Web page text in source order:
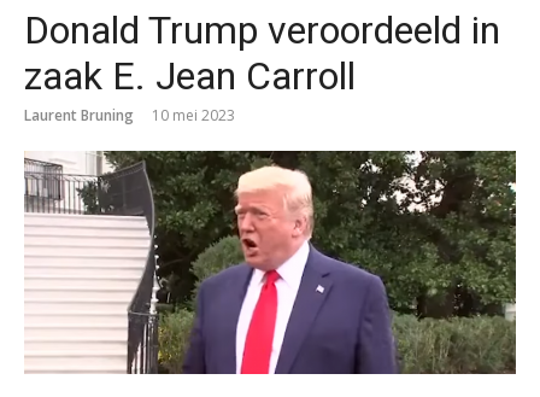
Donald Trump veroordeeld in
zaak E. Jean Carroll
Laurent Bruning 10 mei 2023